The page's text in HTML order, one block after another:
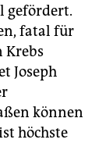
gefördert.
fatal für
Krebs
Joseph
können
höchste